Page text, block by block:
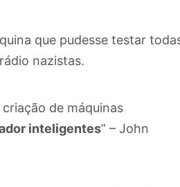
que pudesse testar
nazistas.
de máquinas
inteligentes” – John